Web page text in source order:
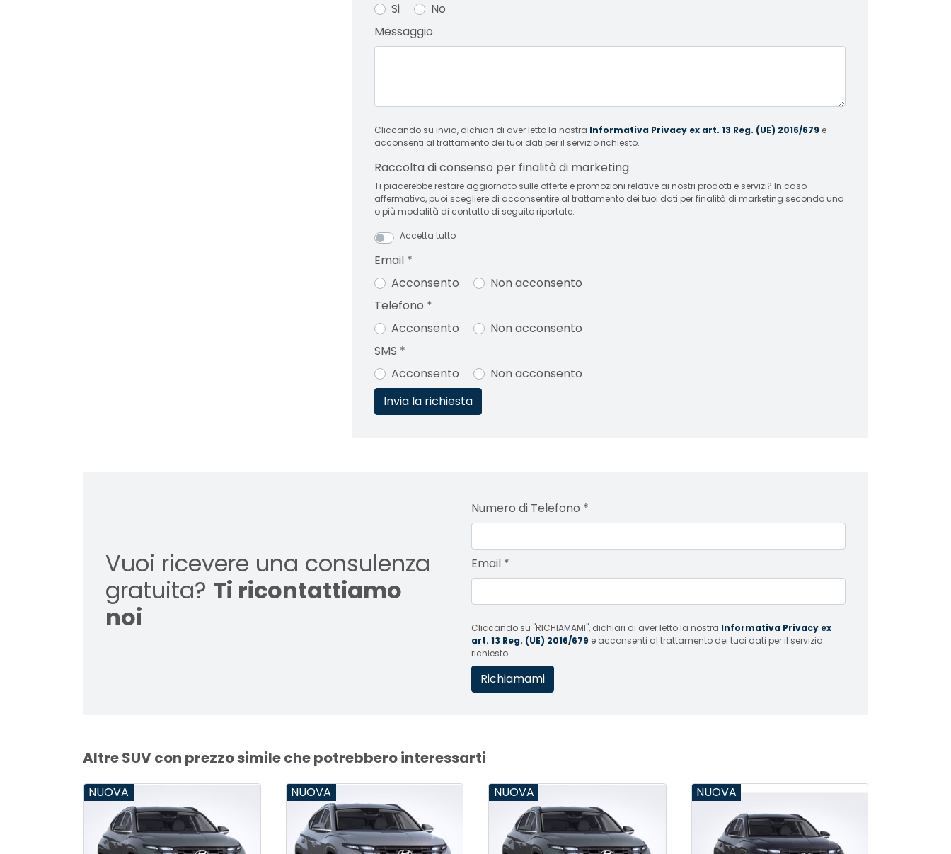
Si
No
Messaggio
Cliccando su invia, dichiari di aver letto la nostra Informativa Privacy ex art. 13 Reg. (UE) 2016/679 e
acconsenti al trattamento dei tuoi dati per il servizio richiesto.
Raccolta di consenso per finalità di marketing
Ti piacerebbe restare aggiornato sulle offerte e promozioni relative ai nostri prodotti e servizi? In caso
affermativo, puoi scegliere di acconsentire al trattamento dei tuoi dati per finalità di marketing secondo una
o più modalità di contatto di seguito riportate:
Accetta tutto
Email *
Acconsento
Non acconsento
Telefono *
Acconsento
Non acconsento
SMS *
Acconsento
Non acconsento
Vuoi ricevere una consulenza
gratuita? Ti ricontattiamo
noi
Numero di Telefono *
Email *
Cliccando su "RICHIAMAMI", dichiari di aver letto la nostra Informativa Privacy ex
art. 13 Reg. (UE) 2016/679 e acconsenti al trattamento dei tuoi dati per il servizio
richiesto.
Altre SUV con prezzo simile che potrebbero interessarti
NUOVA NUOVA NUOVA NUOVA